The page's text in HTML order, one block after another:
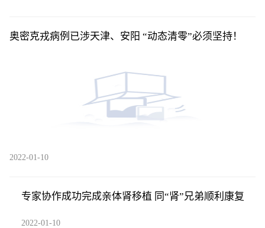
奥密克戎病例已涉天津、安阳 “动态清零”必须坚持！
2022-01-10
专家协作成功完成亲体肾移植 同“肾”兄弟顺利康复
2022-01-10